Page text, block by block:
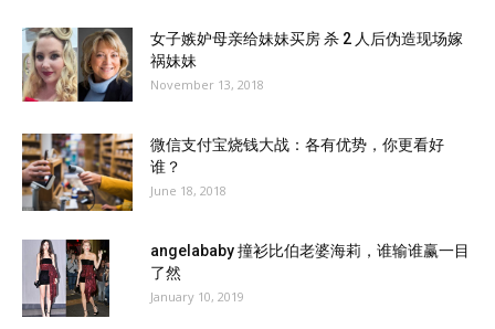
女子嫉妒母亲给妹妹买房 杀 2 人后伪造现场嫁
祸妹妹
November 13, 2018
微信支付宝烧钱大战：各有优势，你更看好
谁？
June 18, 2018
angelababy 撞衫比伯老婆海莉，谁输谁赢一目
了然
January 10, 2019